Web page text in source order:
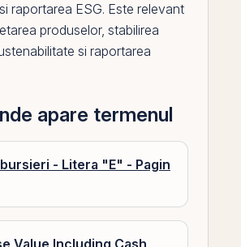
raportarea ESG. Este relevant
produselor, stabilirea
si raportarea
apare termenul
- Litera "E" - Pagin
Value Including Cash